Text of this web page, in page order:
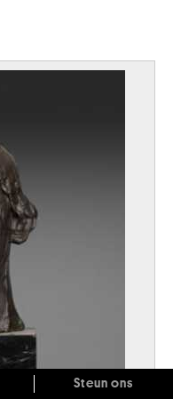
Steun ons